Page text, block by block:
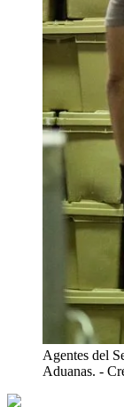
Agentes del
Aduanas. -